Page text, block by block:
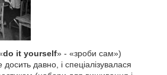
do it yourself» - «зроби сам»)
давно, і спеціалізувалася